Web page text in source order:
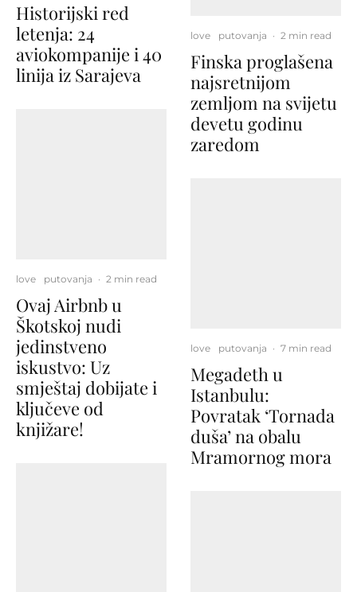
Historijski red
letenja: 24
aviokompanije i 40
linija iz Sarajeva
love putovanja · 2 min read
Ovaj Airbnb u
Škotskoj nudi
jedinstveno
iskustvo: Uz
smještaj dobijate i
ključeve od
knjižare!
love putovanja · 2 min read
Finska proglašena
najsretnijom
zemljom na svijetu
devetu godinu
zaredom
love putovanja · 7 min read
Megadeth u
Istanbulu:
Povratak ‘Tornada
duša’ na obalu
Mramornog mora